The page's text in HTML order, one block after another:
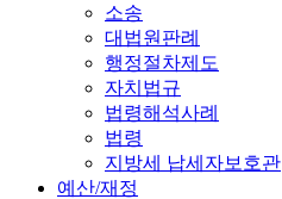
소송
대법원판례
행정절차제도
자치법규
법령해석사례
법령
지방세 납세자보호관
예산/재정